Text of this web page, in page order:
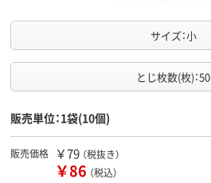
サイズ：小
とじ枚数(枚)：50
販売単位：1袋(10個)
販売価格 ￥79 （税抜き）
￥86 （税込）